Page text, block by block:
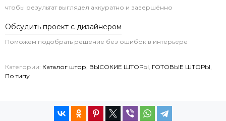
чтобы результат выглядел аккуратно и завершённо
Обсудить проект с дизайнером
Поможем подобрать решение без ошибок в интерьере
Категории: Каталог штор ВЫСОКИЕ ШТОРЫ ГОТОВЫЕ ШТОРЫ
По типу